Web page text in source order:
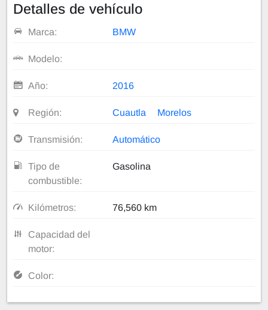
Detalles de vehículo
Marca: BMW
Modelo:
Año: 2016
Región: Cuautla Morelos
Transmisión: Automático
Tipo de
combustible:
Gasolina
Kilómetros: 76,560 km
Capacidad del
motor:
Color: